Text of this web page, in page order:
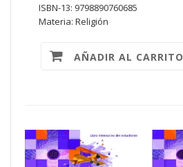
ISBN-13: 9798890760685
Materia: Religión
AÑADIR AL CARRITO